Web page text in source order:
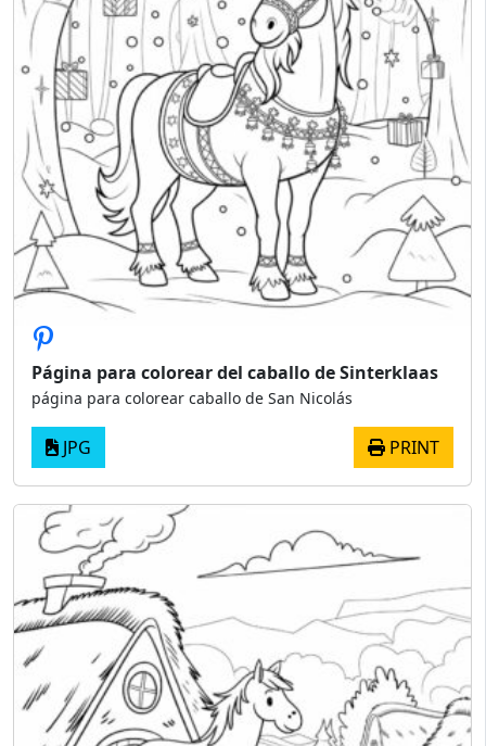
Página para colorear del caballo de Sinterklaas
página para colorear caballo de San Nicolás
JPG PRINT